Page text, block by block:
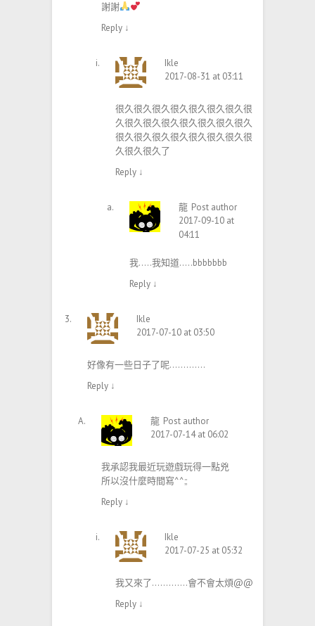
謝謝
Reply ↓
Ikle
2017-08-31 at 03:11
很久很久很久很久很久很久很久很
久很久很久很久很久很久很久很久
很久很久很久很久很久很久很久很
久很久很久了
Reply ↓
龍 Post author
2017-09-10 at
04:11
我…..我知道…..bbbbbbb
Reply ↓
Ikle
2017-07-10 at 03:50
好像有一些日子了呢………….
Reply ↓
龍 Post author
2017-07-14 at 06:02
我承認我最近玩遊戲玩得一點兇
所以沒什麼時間寫^^;;
Reply ↓
Ikle
2017-07-25 at 05:32
我又來了………….會不會太煩@@
Reply ↓